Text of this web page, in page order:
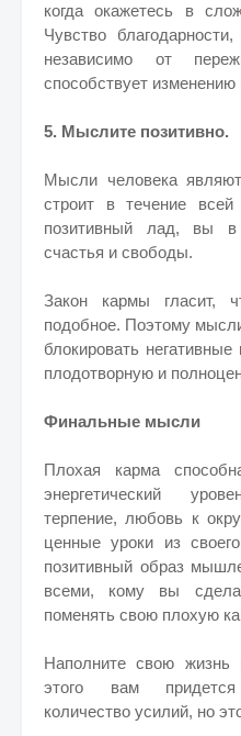
когда окажетесь в
Чувство
независимо от
способствует
5. Мыслите позитивно.
Мысли человека
строит в течение
позитивный лад, вы в
счастья и свободы.
Закон кармы гласит,
подобное. Поэтому
блокировать
плодотворную и
Финальные мысли
Плохая карма
энергетический
терпение, любовь к
ценные уроки из
позитивный образ
всеми, кому вы
поменять свою плохую
Наполните свою жизнь
этого вам
количество усилий, но